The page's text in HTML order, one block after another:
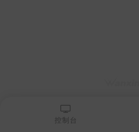
控制台